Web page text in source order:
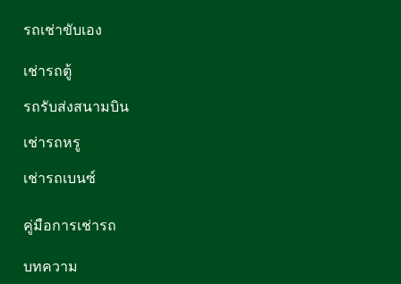
รถเช่าขับเอง
เช่ารถตู้
รถรับส่งสนามบิน
เช่ารถหรู
เช่ารถเบนซ์
คู่มือการเช่ารถ
บทความ